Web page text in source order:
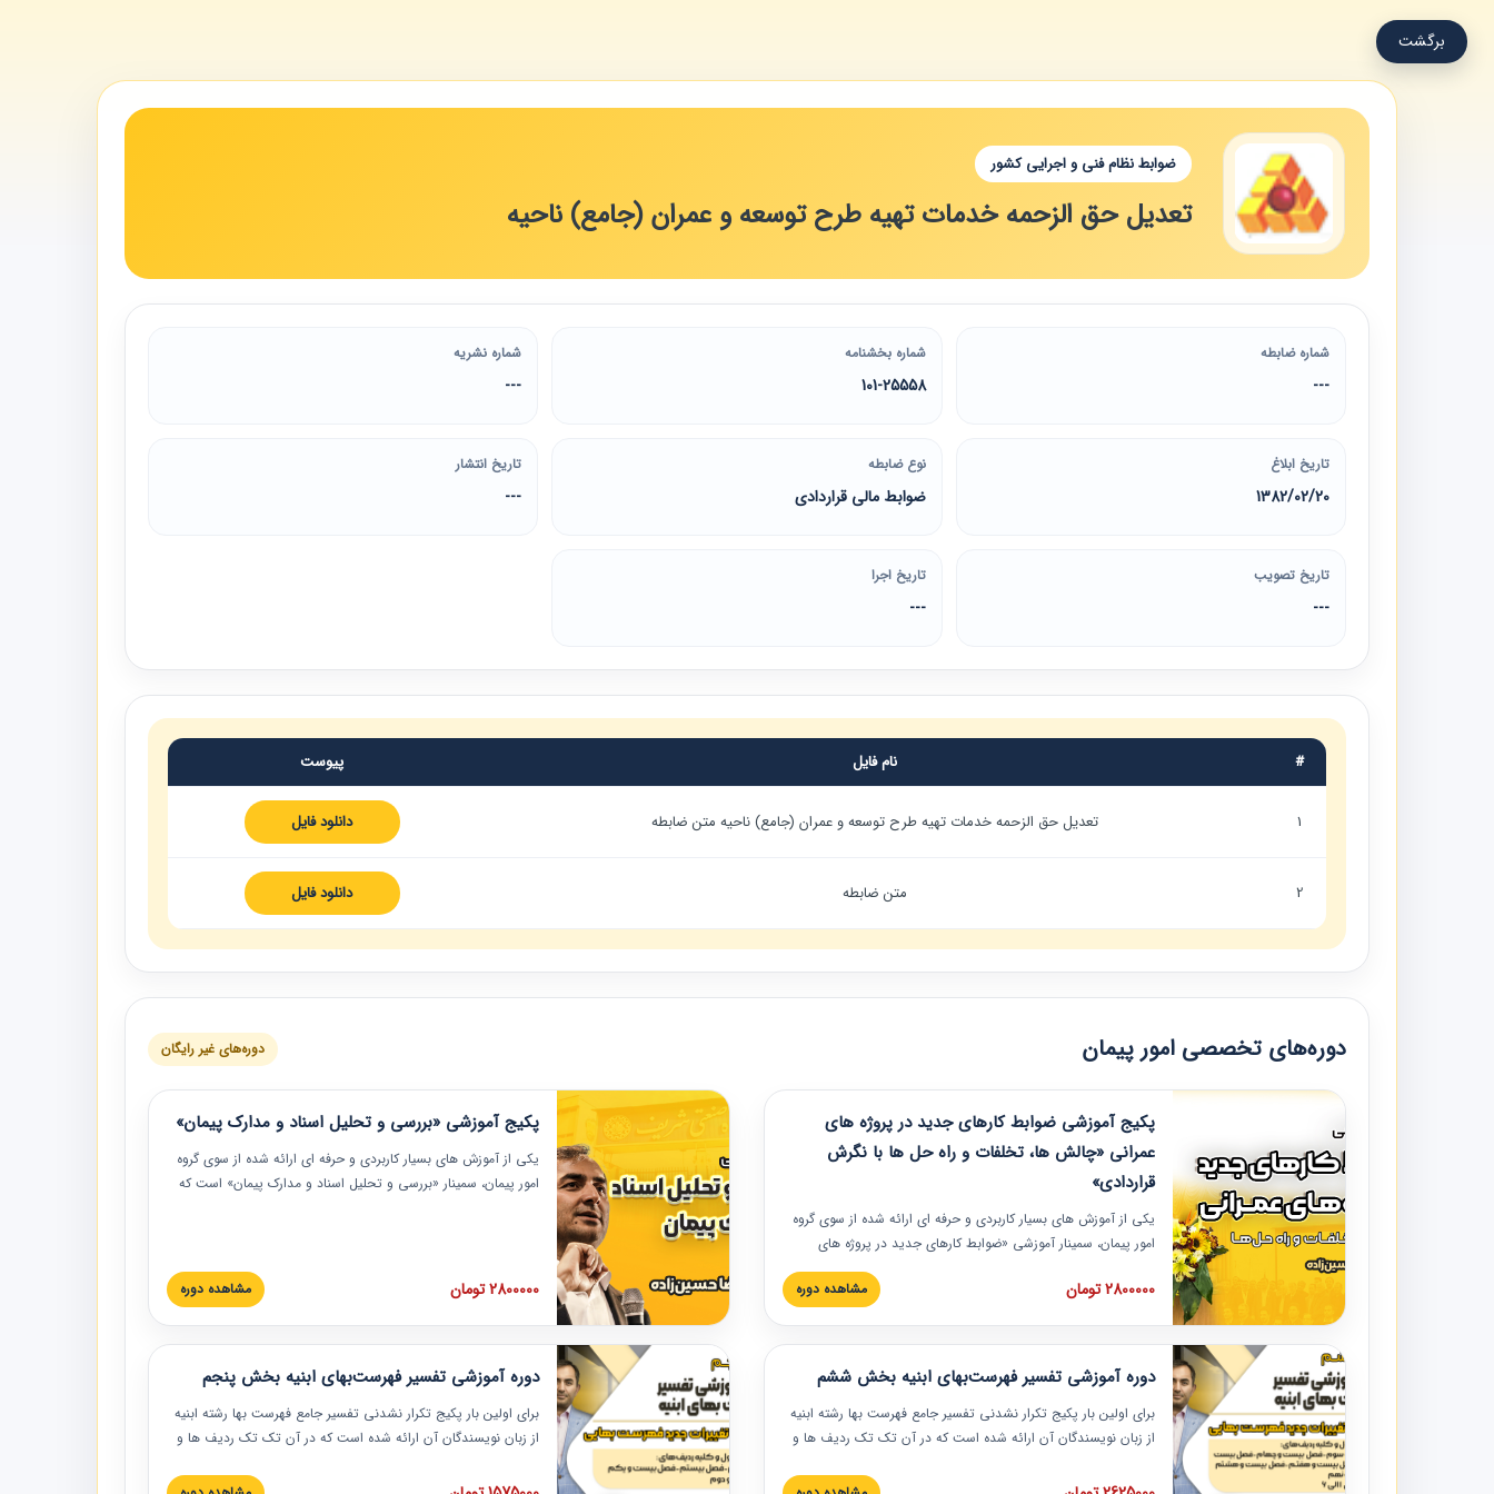
برگشت
ضوابط نظام فنی و اجرایی کشور
تعدیل حق الزحمه خدمات تهیه طرح توسعه و عمران (جامع) ناحیه
شماره ضابطه
---
شماره بخشنامه
101-25558
شماره نشریه
---
تاریخ ابلاغ
1382/02/20
نوع ضابطه
ضوابط مالی قراردادی
تاریخ انتشار
---
تاریخ تصویب
---
تاریخ اجرا
---
# نام فایل پیوست
1 تعديل حق الزحمه خدمات تهيه طرح توسعه و عمران (جامع) ناحيه متن ضابطه دانلود فایل
2 متن ضابطه دانلود فایل
دوره‌های تخصصی امور پیمان دوره‌های غیر رایگان
پکیج آموزشی ضوابط کارهای جدید در پروژه های
عمرانی «چالش ها، تخلفات و راه حل ها با نگرش
قراردادی»
یکی از آموزش‏‏‏‏‏‏ های بسیار کاربردی و حرفه‏ ای ارائه شده از سوی گروه
امور پیمان، سمینار آموزشی «ضوابط کارهای جدید در پروژه های
عمرانی» چالش ها، تخلفات و راه حل ها با نگرش قراردادی است که
در محل سندیکای شرکت های ساختمانی کشور ارائه شد. در این
به همراه تجربیات عملی ارائه شده است.
2800000 تومان مشاهده دوره
پکیج آموزشی «بررسی و تحلیل اسناد و مدارک پیمان»
یکی از آموزش‏‏‏‏‏‏ های بسیار کاربردی و حرفه‏ ای ارائه شده از سوی گروه
امور پیمان، سمینار «بررسی و تحلیل اسناد و مدارک پیمان» است که
عملی در این خصوص ارائه شده است.
2800000 تومان مشاهده دوره
دوره آموزشی تفسیر فهرست‌بهای ابنیه بخش ششم
برای اولین بار پکیج تکرار نشدنی تفسیر جامع فهرست بها رشته ابنیه
از زبان نویسندگان آن ارائه شده است که در آن تک تک ردیف ها و
تصویری بوده و به همراه تصاویر عملیات اجرایی مرتبط با ردیف های
دوره آموزشی تفسیر فهرست‌بهای ابنیه بخش پنجم
برای اولین بار پکیج تکرار نشدنی تفسیر جامع فهرست بها رشته ابنیه
از زبان نویسندگان آن ارائه شده است که در آن تک تک ردیف ها و
تصویری بوده و به همراه تصاویر عملیات اجرایی مرتبط با ردیف های